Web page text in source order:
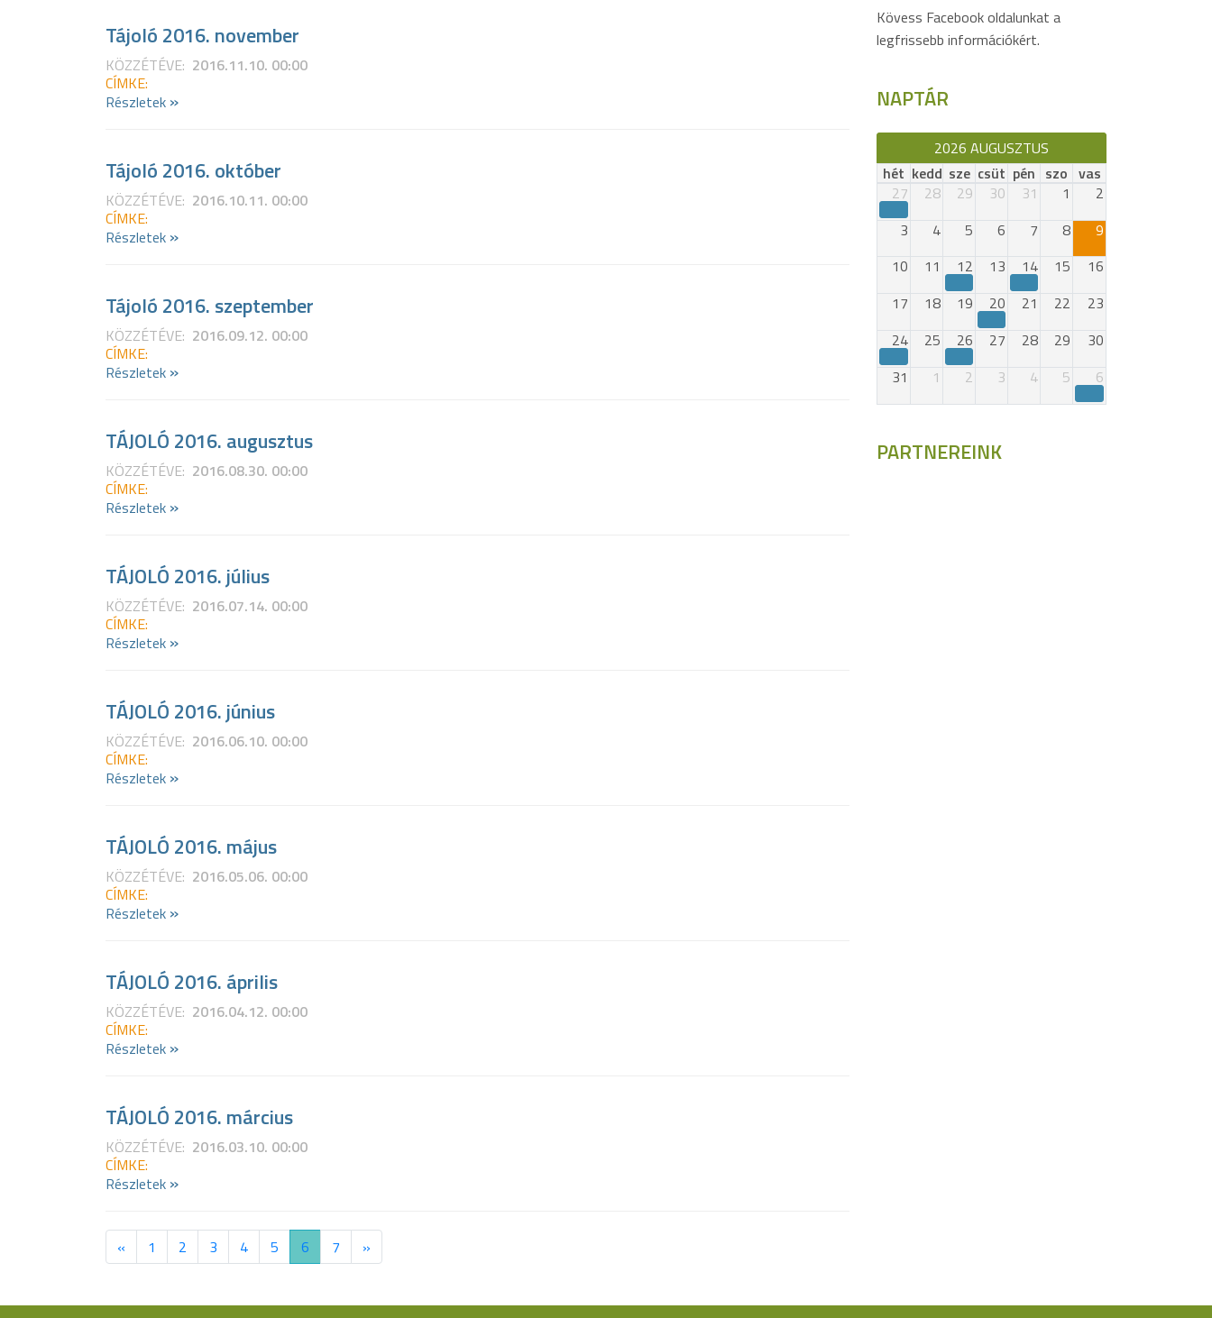
Tájoló 2016. november
KÖZZÉTÉVE: 2016.11.10. 00:00
CÍMKE:
Részletek »
Tájoló 2016. október
KÖZZÉTÉVE: 2016.10.11. 00:00
CÍMKE:
Részletek »
Tájoló 2016. szeptember
KÖZZÉTÉVE: 2016.09.12. 00:00
CÍMKE:
Részletek »
TÁJOLÓ 2016. augusztus
KÖZZÉTÉVE: 2016.08.30. 00:00
CÍMKE:
Részletek »
TÁJOLÓ 2016. július
KÖZZÉTÉVE: 2016.07.14. 00:00
CÍMKE:
Részletek »
TÁJOLÓ 2016. június
KÖZZÉTÉVE: 2016.06.10. 00:00
CÍMKE:
Részletek »
TÁJOLÓ 2016. május
KÖZZÉTÉVE: 2016.05.06. 00:00
CÍMKE:
Részletek »
TÁJOLÓ 2016. április
KÖZZÉTÉVE: 2016.04.12. 00:00
CÍMKE:
Részletek »
TÁJOLÓ 2016. március
KÖZZÉTÉVE: 2016.03.10. 00:00
CÍMKE:
Részletek »
« 1 2 3 4 5 6 7 »
Kövess Facebook oldalunkat a
legfrissebb információkért.
NAPTÁR
2026 AUGUSZTUS
hét kedd sze csüt pén szo vas
27
28 29 30 31 1
2
3
4 5 6 7 8
9
10
11 12 13 14 15
16
17
18 19 20 21 22
23
24
25 26 27 28 29
30
31
1 2 3 4 5 6
PARTNEREINK